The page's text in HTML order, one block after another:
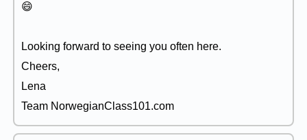
😄
Looking forward to seeing you often here.
Cheers,
Lena
Team NorwegianClass101.com